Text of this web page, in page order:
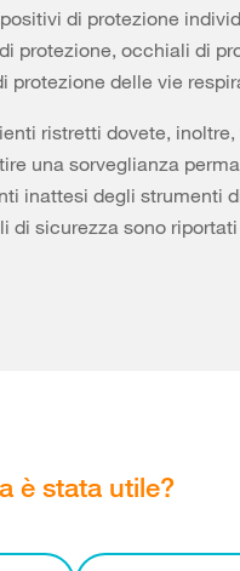
di protezione
protezione, occhiali di
protezione delle vie
ristretti dovete, inoltre,
una sorveglianza
inattesi degli strumenti
di sicurezza sono riportati
è stata utile?